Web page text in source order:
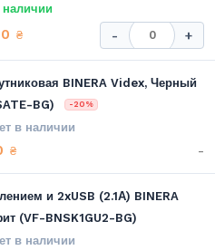
₴ - +
BINERA Videx, Черный
BG)
-20%
в наличии
₴ -
и 2xUSB (2.1А) BINERA
(VF-BNSK1GU2-BG)
в наличии